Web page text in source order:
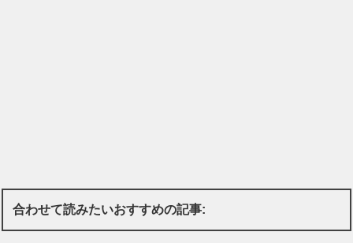
合わせて読みたいおすすめの記事: